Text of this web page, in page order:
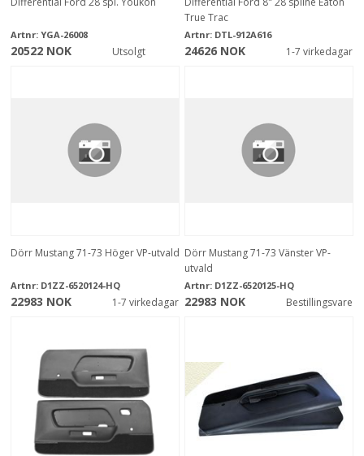
Artnr: YGA-26008
20522 NOK Utsolgt
True Trac
Artnr: DTL-912A616
24626 NOK 1-7 virkedagar
Dörr Mustang 71-73 Höger VP-utvald
Artnr: D1ZZ-6520124-HQ
22983 NOK 1-7 virkedagar
Dörr Mustang 71-73 Vänster VP-
utvald
Artnr: D1ZZ-6520125-HQ
22983 NOK Bestillingsvare